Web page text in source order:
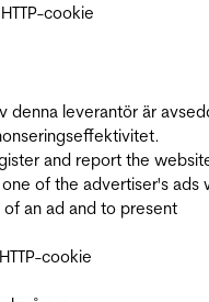
cookie
denna leverantör är
and report the
of the advertiser's ads
an ad and to present
cookie